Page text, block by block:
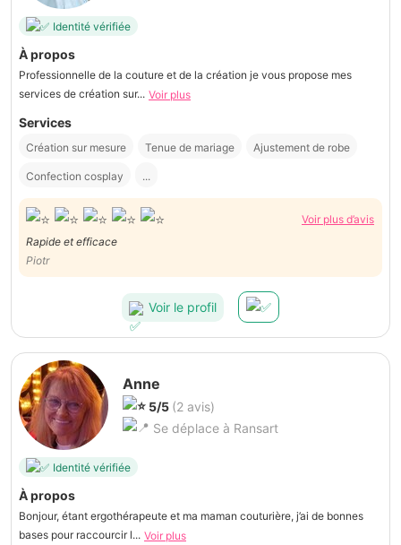
Identité vérifiée
À propos
Professionnelle de la couture et de la création je vous propose mes
services de création sur... Voir plus
Services
Création sur mesure Tenue de mariage Ajustement de robe
Confection cosplay ...
Voir plus d’avis
Rapide et efficace
Piotr
Voir le profil
Anne
5/5 (2 avis)
Se déplace à Ransart
Identité vérifiée
À propos
Bonjour, étant ergothérapeute et ma maman couturière, j’ai de bonnes
bases pour raccourcir l... Voir plus